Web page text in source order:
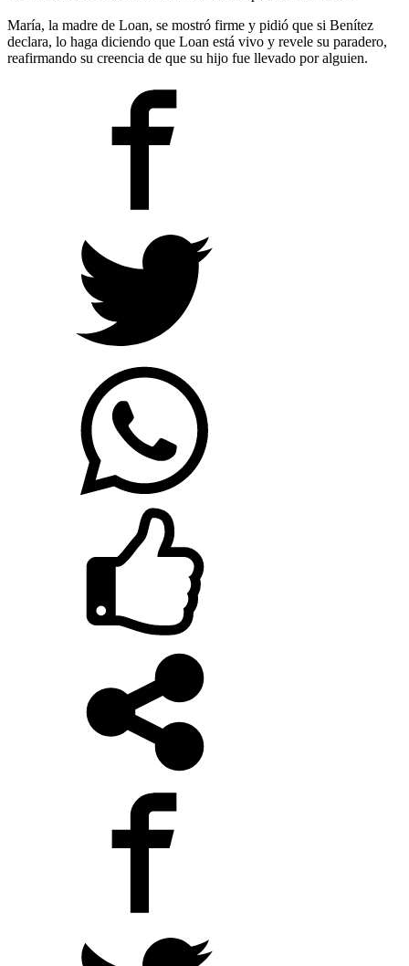
María, la madre de Loan, se mostró firme y pidió que si Benítez
declara, lo haga diciendo que Loan está vivo y revele su paradero,
reafirmando su creencia de que su hijo fue llevado por alguien.